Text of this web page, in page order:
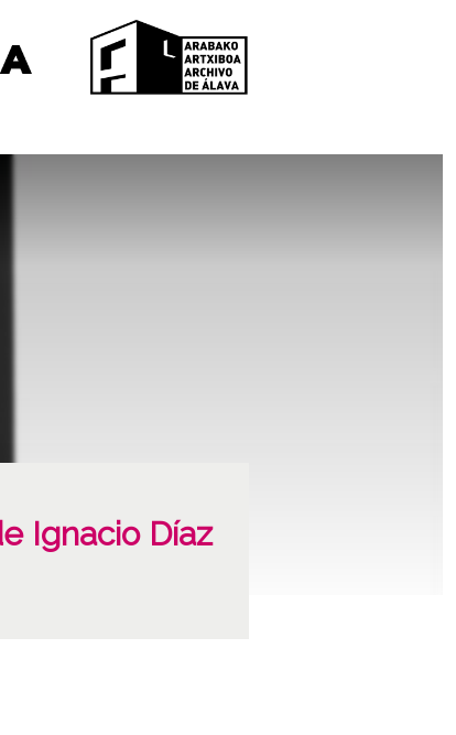
Ignacio Díaz